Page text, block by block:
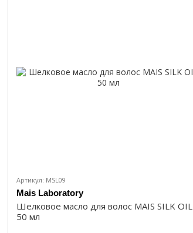
Артикул: MSL09
Mais Laboratory
Шелковое масло для волос MAIS SILK OIL
50 мл